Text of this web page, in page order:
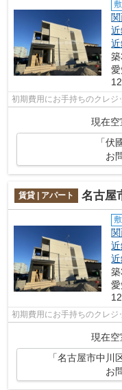
初期費用にお手持ちのクレジ
現在空
「伏
お
賃貸 | アパート 名古屋
初期費用にお手持ちのクレジ
現在空
「名古屋市中
お